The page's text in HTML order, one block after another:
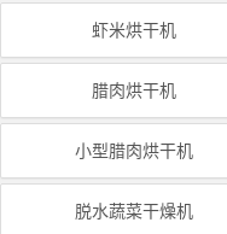
虾米烘干机
腊肉烘干机
小型腊肉烘干机
脱水蔬菜干燥机